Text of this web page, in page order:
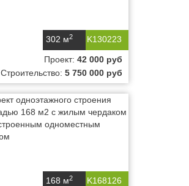
K130223
302 м2
Проект: 42 000 руб
Строительство: 5 750 000 руб
K168126
168 м2